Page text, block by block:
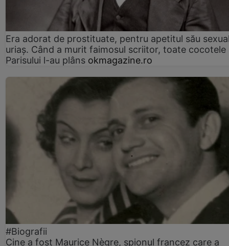
Era adorat de prostituate, pentru apetitul său
uriaș. Când a murit faimosul scriitor, toate cocotele
Parisului l-au plâns okmagazine.ro
#Biografii
Cine a fost Maurice Nègre, spionul francez care a